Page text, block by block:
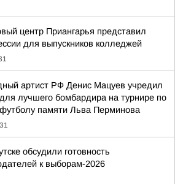
центр Приангарья представил
для выпускников колледжей
артист РФ Денис Мацуев учредил
для лучшего бомбардира на турнире по
памяти Льва Перминова
обсудили готовность
к выборам-2026